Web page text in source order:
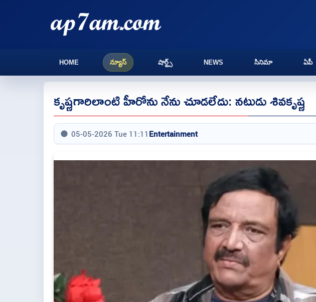
HOME న్యూస్ షార్ట్స్ NEWS సినిమా ఏపీ
కృష్ణగారిలాంటి హీరోను నేను చూడలేదు: నటుడు శివకృష్ణ
05-05-2026 Tue 11:11 Entertainment